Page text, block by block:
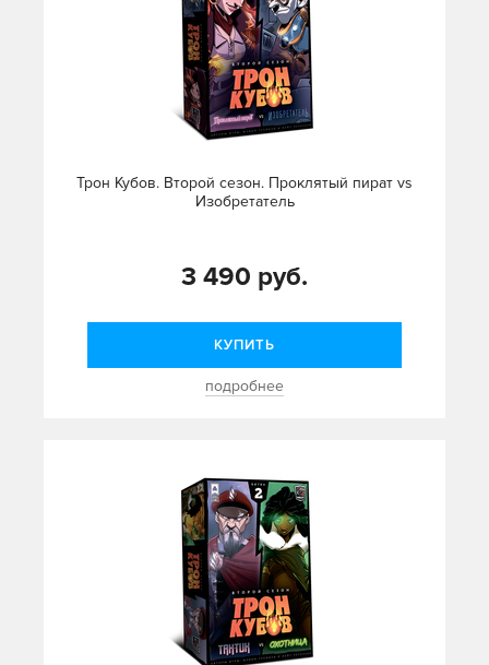
Трон Кубов. Второй сезон. Проклятый пират vs
Изобретатель
3 490 руб.
КУПИТЬ
подробнее